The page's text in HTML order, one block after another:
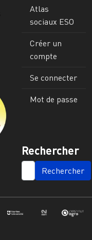
Atlas
sociaux ESO
Créer un
compte
Se connecter
Mot de passe
Rechercher
SEARCH